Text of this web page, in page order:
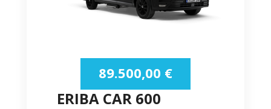
ERIBA CAR 600
89.500,00 €